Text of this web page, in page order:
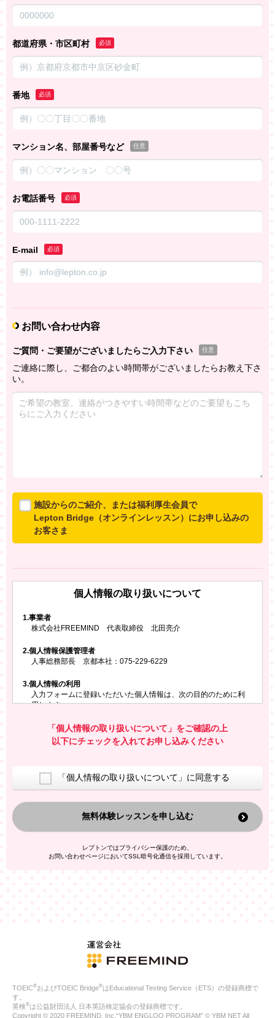
都道府県・市区町村 必須
番地 必須
マンション名、部屋番号など 任意
お電話番号 必須
E-mail 必須
お問い合わせ内容
ご質問・ご要望がございましたらご入力下さい 任意
ご連絡に際し、ご都合のよい時間帯がございましたらお教え下さ
い。
施設からのご紹介、または福利厚生会員で
Lepton Bridge（オンラインレッスン）にお申し込みの
お客さま
いいたします。
※ご兄弟姉妹など複数でお申し込みの場合、お一人ず
所属施設名・会員番号またはクーポンコード
所属施設名
会員番号またはクーポンコード
個人情報の取り扱いについて
1.事業者
株式会社FREEMIND 代表取締役 北田亮介
2.個人情報保護管理者
人事総務部長 京都本社：075-229-6229
3.個人情報の利用
入力フォームに登録いただいた個人情報は、次の目的のために利
用します。
お問い合わせにお答えするため
レプトンのキャンペーンや新商品（新サービス）、新規開講教
室等をご案内するため
換した上で、広告・宣伝・販売促進活動に役立てること
上記の利用目的のために第三者へ提供すること
なお、この利用目的を超えた個人情報の取扱いは行いません。ま
た、これ以外の目的で個人情報を利用することはありません。
人情報を、本人が特定されないデータに不可逆変換した上で第三
者広告配信事業者においてマッチングを行い、その結果に基づい
ご本人の同意がある場合
法令に基づく場合
人の生命、身体または財産の保護のために必要がある場合であ
公衆衛生の向上または児童の健全な育成の推進のために特に必
合
「個人情報の取り扱いについて」をご確認の上
以下にチェックを入れてお申し込みください
「個人情報の取り扱いについて」に同意する
無料体験レッスンを申し込む
レプトンではプライバシー保護のため、
お問い合わせページにおいてSSL暗号化通信を採用しています。
TOEIC®およびTOEIC Bridge®はEducational Testing Service（ETS）の登録商標で
す。
英検®は公益財団法人 日本英語検定協会の登録商標です。
Copyright © 2020 FREEMIND, Inc.“YBM ENGLOO PROGRAM” © YBM NET All